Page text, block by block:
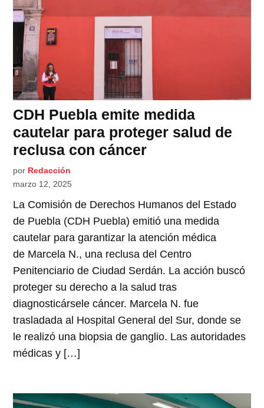
CDH Puebla emite medida
cautelar para proteger salud de
reclusa con cáncer
por Redacción
marzo 12, 2025
La Comisión de Derechos Humanos del Estado
de Puebla (CDH Puebla) emitió una medida
cautelar para garantizar la atención médica
de Marcela N., una reclusa del Centro
Penitenciario de Ciudad Serdán. La acción buscó
proteger su derecho a la salud tras
diagnosticársele cáncer. Marcela N. fue
trasladada al Hospital General del Sur, donde se
le realizó una biopsia de ganglio. Las autoridades
médicas y […]